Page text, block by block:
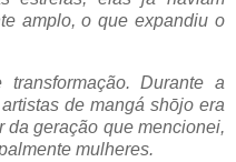
amplo, o que expandiu o
Durante a
de mangá shōjo era
da geração que mencionei,
mulheres.